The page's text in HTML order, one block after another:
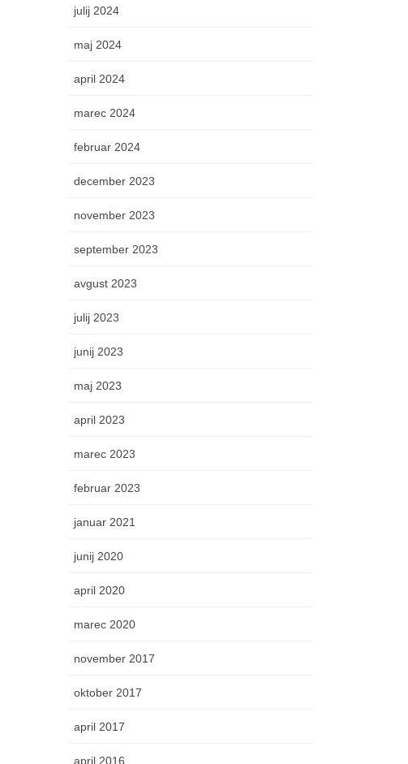
julij 2024
maj 2024
april 2024
marec 2024
februar 2024
december 2023
november 2023
september 2023
avgust 2023
julij 2023
junij 2023
maj 2023
april 2023
marec 2023
februar 2023
januar 2021
junij 2020
april 2020
marec 2020
november 2017
oktober 2017
april 2017
april 2016